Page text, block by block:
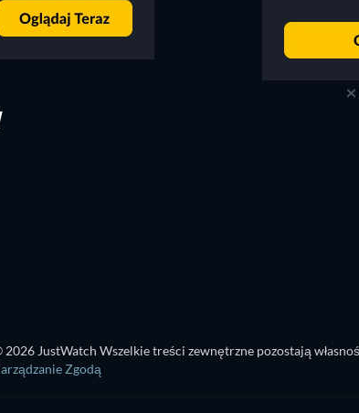
2026 JustWatch Wszelkie treści zewnętrzne pozostają
Zgodą